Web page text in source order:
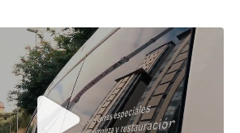
y alquiler de andamios en
¡Nos trasladaremos de la manera
nos necesites!
dedicada al alquiler de andamios
no dudes en ponerte en contacto con
Piñeiro Lift y solicitar un presupuesto